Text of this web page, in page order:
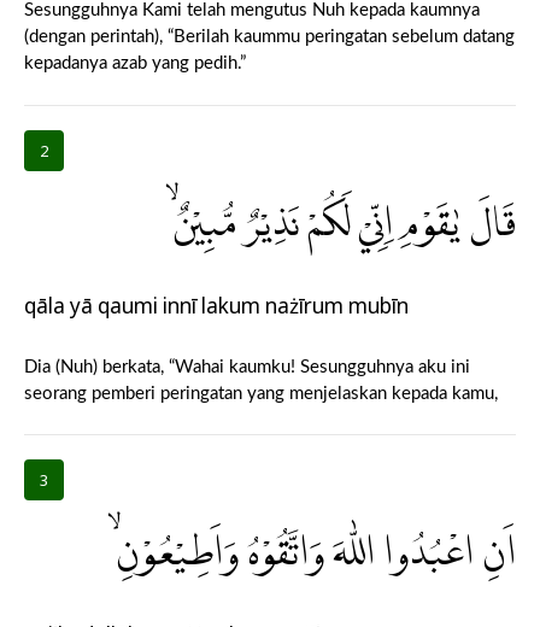
Sesungguhnya Kami telah mengutus Nuh kepada kaumnya
(dengan perintah), “Berilah kaummu peringatan sebelum datang
kepadanya azab yang pedih.”
2
قَالَ يٰقَوْمِ اِنِّيْ لَكُمْ نَذِيْرٌ مُّبِيْنٌۙ
qāla yā qaumi innī lakum nażīrum mubīn
Dia (Nuh) berkata, “Wahai kaumku! Sesungguhnya aku ini
seorang pemberi peringatan yang menjelaskan kepada kamu,
3
اَنِ اعْبُدُوا اللّٰهَ وَاتَّقُوْهُ وَاَطِيْعُوْنِۙ